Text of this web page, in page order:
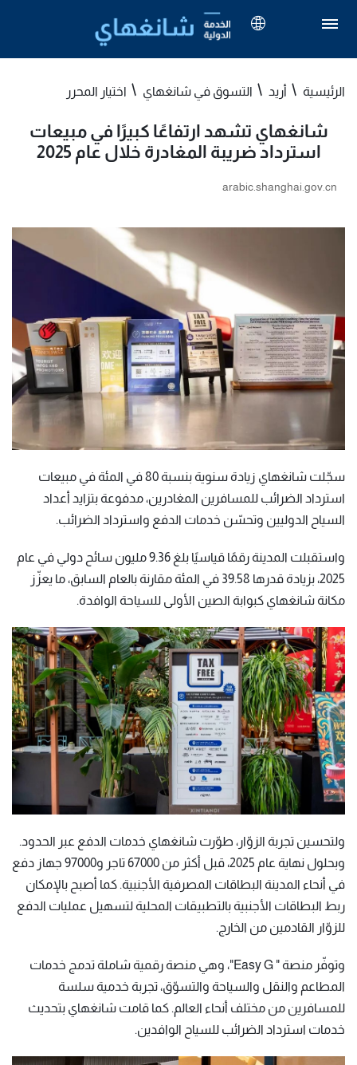
الرئيسية أريد التسوق في شانغهاي اختيار المحرر
شانغهاي تشهد ارتفاعًا كبيرًا في مبيعات
استرداد ضريبة المغادرة خلال عام 2025
arabic.shanghai.gov.cn
سجّلت شانغهاي زيادة سنوية بنسبة 80 في المئة في مبيعات
استرداد الضرائب للمسافرين المغادرين، مدفوعة بتزايد أعداد
السياح الدوليين وتحسّن خدمات الدفع واسترداد الضرائب.
واستقبلت المدينة رقمًا قياسيًا بلغ 9.36 مليون سائح دولي في عام
2025، بزيادة قدرها 39.58 في المئة مقارنة بالعام السابق، ما يعزّز
مكانة شانغهاي كبوابة الصين الأولى للسياحة الوافدة.
ولتحسين تجربة الزوّار، طوّرت شانغهاي خدمات الدفع عبر الحدود.
وبحلول نهاية عام 2025، قبل أكثر من 67000 تاجر و97000 جهاز دفع
في أنحاء المدينة البطاقات المصرفية الأجنبية. كما أصبح بالإمكان
ربط البطاقات الأجنبية بالتطبيقات المحلية لتسهيل عمليات الدفع
للزوّار القادمين من الخارج.
وتوفّر منصة " Easy G"، وهي منصة رقمية شاملة تدمج خدمات
المطاعم والنقل والسياحة والتسوّق، تجربة خدمية سلسة
للمسافرين من مختلف أنحاء العالم. كما قامت شانغهاي بتحديث
خدمات استرداد الضرائب للسياح الوافدين.